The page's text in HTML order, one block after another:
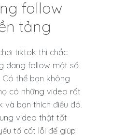
follow
tảng
tiktok thì chắc
đang follow một số
thể bạn không
có những video rất
và bạn thích điều đó.
video thật tốt
tố cốt lỗi để giúp